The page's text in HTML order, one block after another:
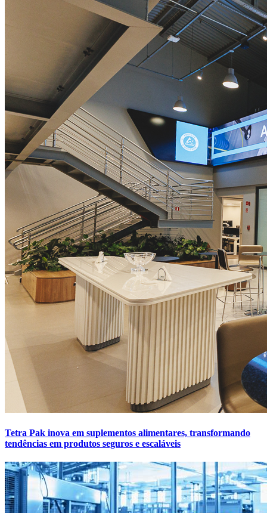
Tetra Pak inova em suplementos alimentares, transformando
tendências em produtos seguros e escaláveis